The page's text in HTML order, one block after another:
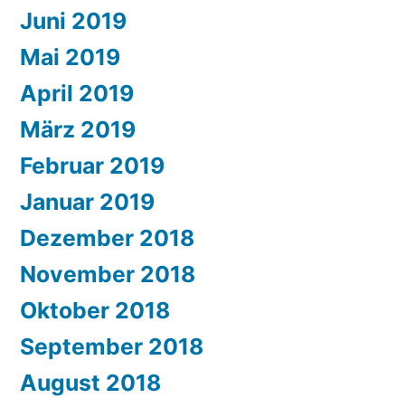
Juni 2019
Mai 2019
April 2019
März 2019
Februar 2019
Januar 2019
Dezember 2018
November 2018
Oktober 2018
September 2018
August 2018